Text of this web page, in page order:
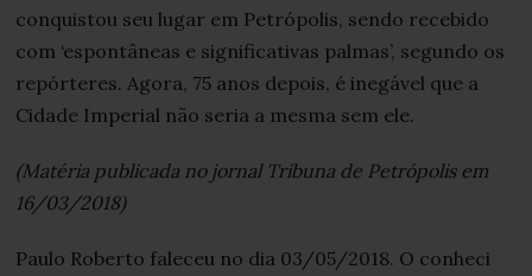
conquistou seu lugar em Petrópolis, sendo recebido
com ‘espontâneas e significativas palmas’, segundo os
repórteres. Agora, 75 anos depois, é inegável que a
Cidade Imperial não seria a mesma sem ele.
(Matéria publicada no jornal Tribuna de Petrópolis em
16/03/2018)
Paulo Roberto faleceu no dia 03/05/2018. O conheci